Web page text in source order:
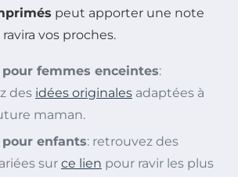
peut apporter une note
vos proches.
pour femmes enceintes:
des idées originales adaptées à
maman.
pour enfants: retrouvez des
sur ce lien pour ravir les plus